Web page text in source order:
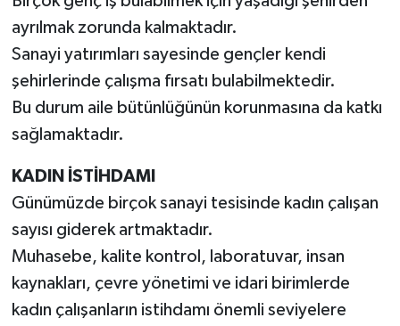
ayrılmak zorunda kalmaktadır.
Sanayi yatırımları sayesinde gençler kendi
şehirlerinde çalışma fırsatı bulabilmektedir.
Bu durum aile bütünlüğünün korunmasına da katkı
sağlamaktadır.
KADIN İSTİHDAMI
Günümüzde birçok sanayi tesisinde kadın çalışan
sayısı giderek artmaktadır.
Muhasebe, kalite kontrol, laboratuvar, insan
kaynakları, çevre yönetimi ve idari birimlerde
kadın çalışanların istihdamı önemli seviyelere